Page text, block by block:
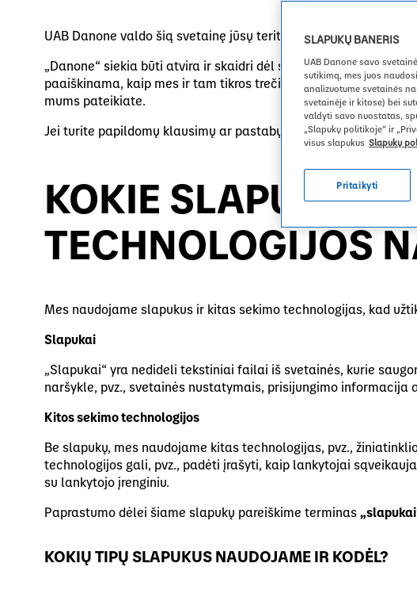
Promoting diversity and inclusion
UAB Danone valdo šią svetainę jūsų teritorijoje. Kai sakome
„Danone“ siekia būti atvira ir skaidri dėl slapukų naudojimo,
paaiškinama, kaip mes ir tam tikros trečiosios šalys
mums pateikiate.
Jei turite papildomų klausimų ar pastabų, nedvejodami
KOKIE SLAPUKAI
TECHNOLOGIJOS
Mes naudojame slapukus ir kitas sekimo technologijas, kad
Slapukai
„Slapukai“ yra nedideli tekstiniai failai iš svetainės, kurie
naršykle, pvz., svetainės nustatymais, prisijungimo informacija
Kitos sekimo technologijos
Be slapukų, mes naudojame kitas technologijas, pvz.,
technologijos gali, pvz., padėti įrašyti, kaip lankytojai
su lankytojo įrenginiu.
Paprastumo dėlei šiame slapukų pareiškime terminas
KOKIŲ TIPŲ SLAPUKUS NAUDOJAME IR KODĖL?
SLAPUKŲ BANERIS
UAB Danone savo
sutikimą, mes juos
analizuotume svetainės
svetainėje ir kitose) bei
valdyti savo nuostatas,
„Slapukų politikoje“ ir
visus slapukus Slapukų
Pritaikyti